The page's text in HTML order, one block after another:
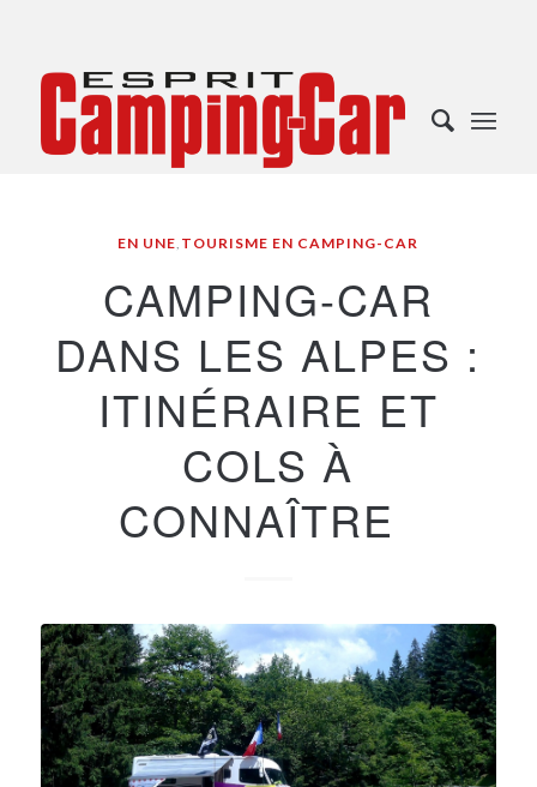
EN UNE, TOURISME EN CAMPING-CAR
CAMPING-CAR
DANS LES ALPES :
ITINÉRAIRE ET
COLS À
CONNAÎTRE